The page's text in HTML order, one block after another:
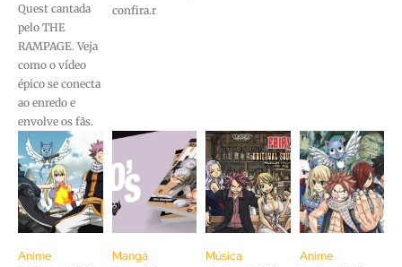
Quest cantada
pelo THE
RAMPAGE. Veja
como o vídeo
épico se conecta
ao enredo e
envolve os fãs.
confira.r
Anime Mangá Música Anime